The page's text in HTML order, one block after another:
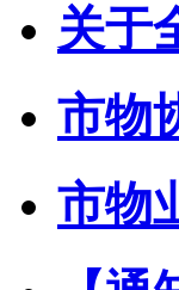
关于
市物
市物